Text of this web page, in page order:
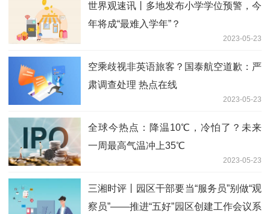
世界观速讯丨多地发布小学学位预警，今
年将成“最难入学年”？
2023-05-23
空乘歧视非英语旅客？国泰航空道歉：严
肃调查处理 热点在线
2023-05-23
全球今热点：降温10℃，冷怕了？未来
一周最高气温冲上35℃
2023-05-23
三湘时评丨园区干部要当“服务员”别做“观
察员”——推进“五好”园区创建工作会议系